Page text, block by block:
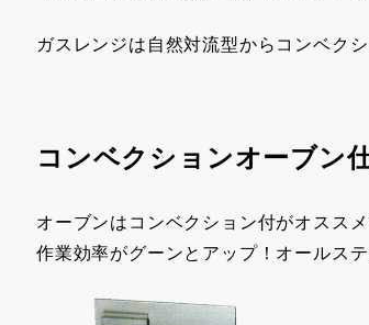
ガスレンジは自然対流型からコンベク
コンベクションオーブン
オーブンはコンベクション付がオスス
作業効率がグーンとアップ！オールス